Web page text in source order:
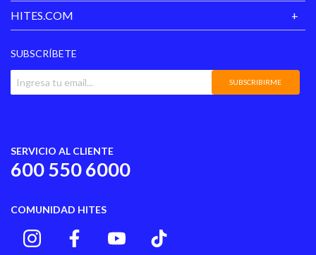
HITES.COM
SUBSCRÍBETE
SUBSCRIBIRME
SERVICIO AL CLIENTE
600 550 6000
COMUNIDAD HITES